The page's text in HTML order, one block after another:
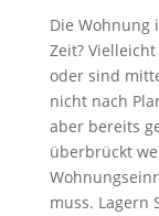
Die Wohnung
Zeit?
oder sind
nicht nach
aber bereits
überbrückt
muss. Lagern